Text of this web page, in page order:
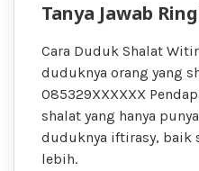
Tanya Jawab
Cara Duduk Shalat
duduknya orang yang
085329XXXXXX
shalat yang hanya
duduknya iftirasy, baik
lebih.